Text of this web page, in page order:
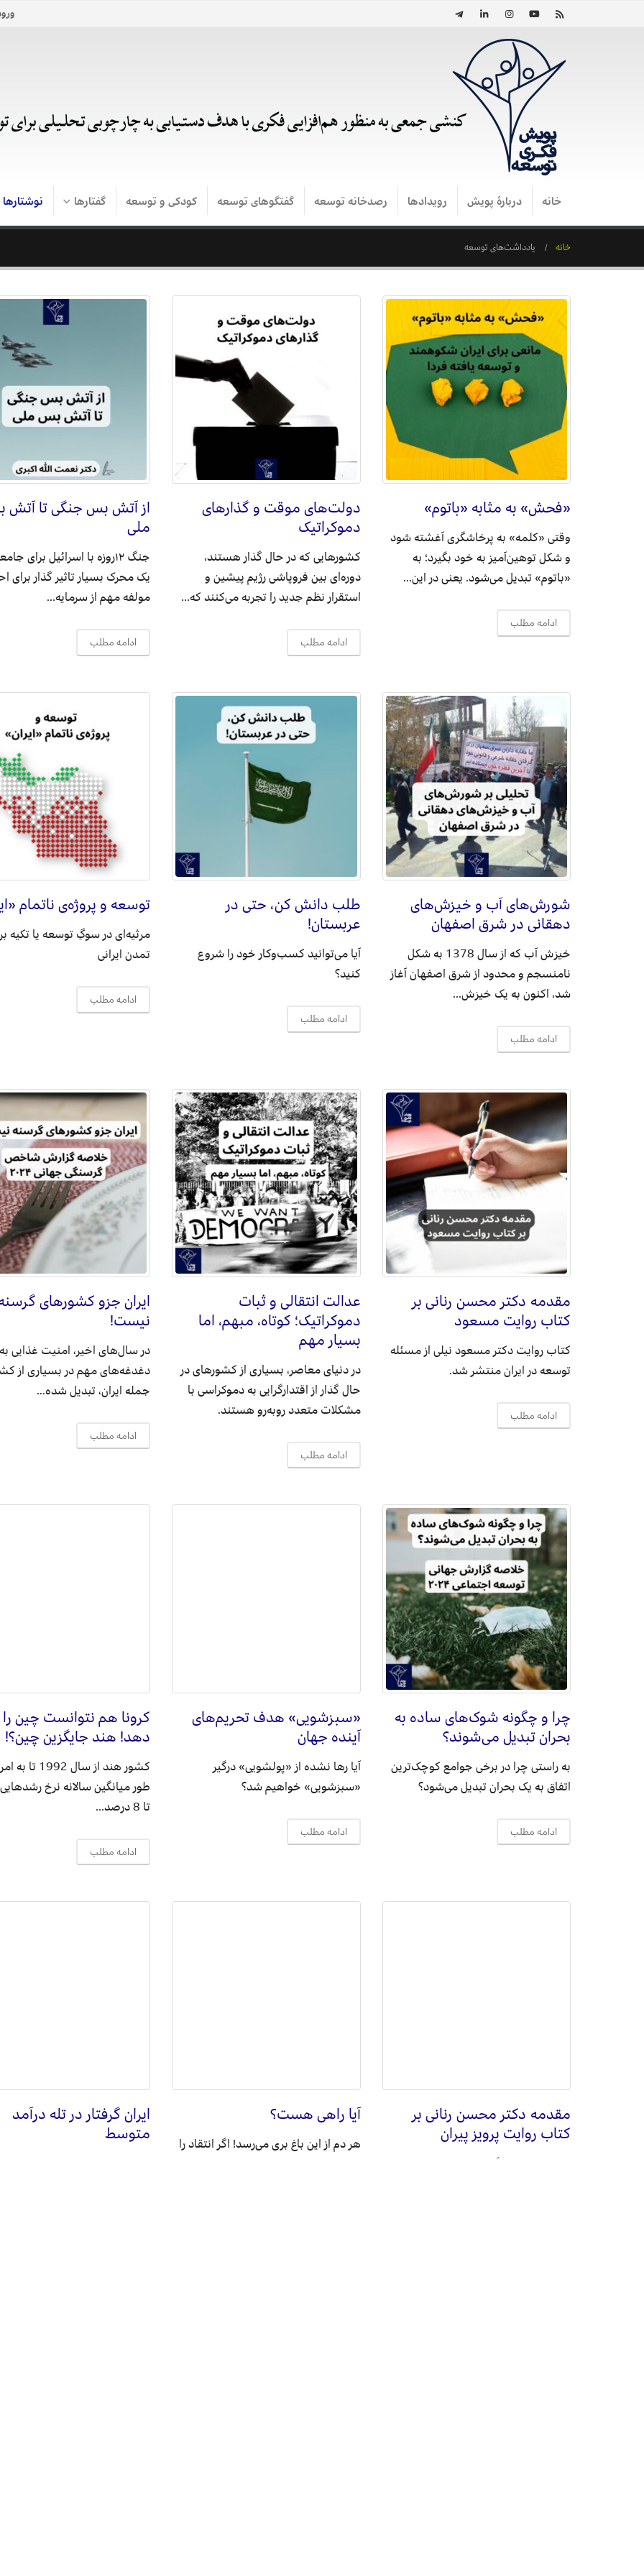
خانه دربارۀ پویش رویدادها رصدخانه توسعه گفتگوهای توسعه کودکی و توسعه گفتارها نوشتارها
خانه یادداشت‌های توسعه
«فحش» به مثابه «باتوم»
وقتی «کلمه» به پرخاشگری آغشته شود
و شکل توهین‌آمیز به خود بگیرد؛ به
«باتوم» تبدیل می‌شود. یعنی در این...
ادامه مطلب
دولت‌های موقت و گذارهای
دموکراتیک
کشورهایی که در حال گذار هستند،
دوره‌ای بین فروپاشی رژیم پیشین و
استقرار نظم جدید را تجربه می‌کنند که...
ادامه مطلب
از آتش بس جنگی تا
ملی
جنگ ۱۲روزه با اسرائیل برای
یک محرک بسیار تاثیر گذار برای
مولفه مهم از سرمایه...
ادامه مطلب
شورش‌های آب و خیزش‌های
دهقانی در شرق اصفهان
خیزش آب که از سال 1378 به شکل
نامنسجم و محدود از شرق اصفهان آغاز
شد، اکنون به یک خیزش...
ادامه مطلب
طلب دانش کن، حتی در
عربستان!
آیا می‌توانید کسب‌و‌کار خود را شروع
کنید؟
ادامه مطلب
توسعه و پروژه‌ی ناتمام
مرثیه‌ای در سوگِ توسعه یا تکیه
تمدن ایرانی
ادامه مطلب
مقدمه دکتر محسن رنانی بر
کتاب روایت مسعود
کتاب روایت دکتر مسعود نیلی از مسئله
توسعه در ایران منتشر شد.
ادامه مطلب
عدالت انتقالی و ثبات
دموکراتیک؛ کوتاه، مبهم، اما
بسیار مهم
در دنیای معاصر، بسیاری از کشورهای در
حال گذار از اقتدارگرایی به دموکراسی با
مشکلات متعدد روبه‌رو هستند.
ادامه مطلب
ایران جزو کشورهای
نیست!
در سال‌های اخیر، امنیت غذایی
دغدغه‌های مهم در بسیاری از
جمله ایران، تبدیل شده...
ادامه مطلب
چرا و چگونه شوک‌های ساده به
بحران تبدیل می‌شوند؟
به راستی چرا در برخی جوامع کوچک‌ترین
اتفاق به یک بحران تبدیل می‌شود؟
ادامه مطلب
«سبزشویی» هدف تحریم‌های
آینده جهان
آیا رها نشده از «پولشویی» درگیر
«سبزشویی» خواهیم شد؟
ادامه مطلب
کرونا هم نتوانست چین
دهد! هند جایگزین چین؟!
کشور هند از سال
تا 8 درصد...
ادامه مطلب
مقدمه دکتر محسن رنانی بر
کتاب روایت پرویز پیران
نمی‌دانم چرا هرگاه نام «پیران» را
آیا راهی هست؟
هر دم از این باغ بری می‌رسد! اگر انتقاد را
ایران گرفتار در تله درآمد
متوسط